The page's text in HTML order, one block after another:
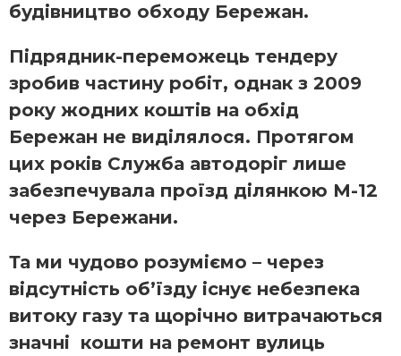
будівництво обходу Бережан.
Підрядник-переможець тендеру
зробив частину робіт, однак з 2009
року жодних коштів на обхід
Бережан не виділялося. Протягом
цих років Служба автодоріг лише
забезпечувала проїзд ділянкою М-12
через Бережани.
Та ми чудово розуміємо – через
відсутність об’їзду існує небезпека
витоку газу та щорічно витрачаються
значні кошти на ремонт вулиць